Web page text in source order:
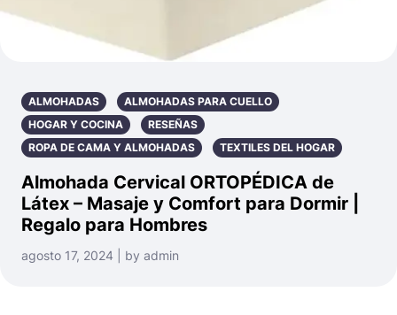
ALMOHADAS
ALMOHADAS PARA CUELLO
HOGAR Y COCINA
RESEÑAS
ROPA DE CAMA Y ALMOHADAS
TEXTILES DEL HOGAR
Almohada Cervical ORTOPÉDICA de
Látex – Masaje y Comfort para Dormir |
Regalo para Hombres
agosto 17, 2024 | by admin